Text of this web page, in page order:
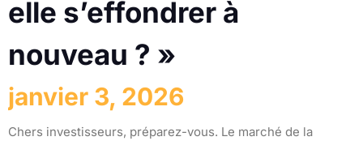
elle s’effondrer à
nouveau ? »
janvier 3, 2026
Chers investisseurs, préparez-vous. Le marché de la